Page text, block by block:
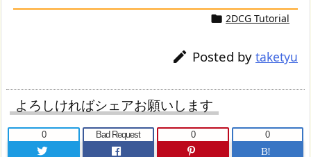
 2DCG Tutorial
 Posted by taketyu
よろしければシェアお願いします
0 Bad Request
0
B!
0